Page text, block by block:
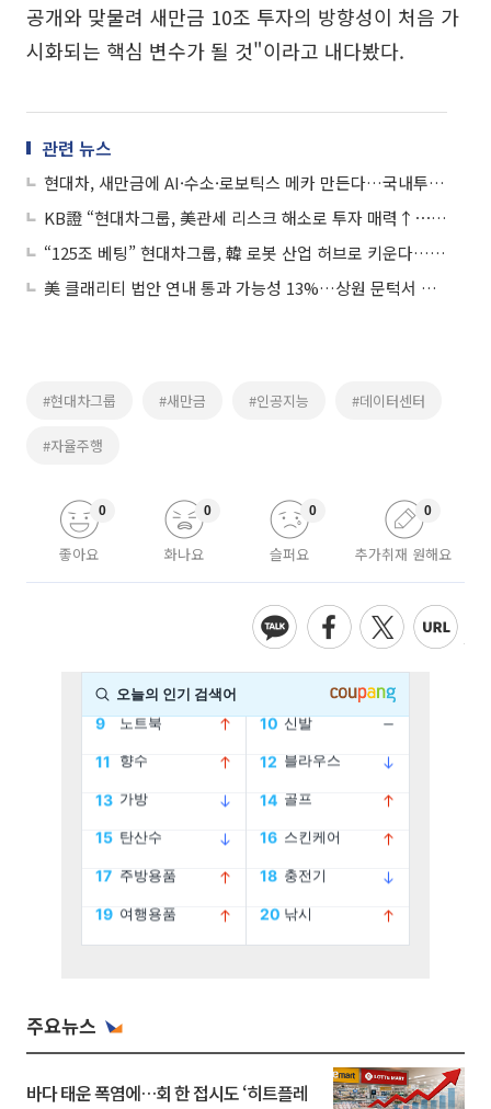
공개와 맞물려 새만금 10조 투자의 방향성이 처음 가
시화되는 핵심 변수가 될 것"이라고 내다봤다.
관련 뉴스
현대차, 새만금에 AI·수소·로보틱스 메카 만든다…국내투자 일환
KB證 “현대차그룹, 美관세 리스크 해소로 투자 매력↑⋯관세율 15% 전망”
“125조 베팅” 현대차그룹, 韓 로봇 산업 허브로 키운다…‘DESIGN’ 경쟁력 부각
美 클래리티 법안 연내 통과 가능성 13%…상원 문턱서 제동
#현대차그룹 #새만금 #인공지능 #데이터센터
#자율주행
좋아요
0
화나요
0
슬퍼요
0
추가취재 원해요
0
주요뉴스
바다 태운 폭염에…회 한 접시도 ‘히트플레